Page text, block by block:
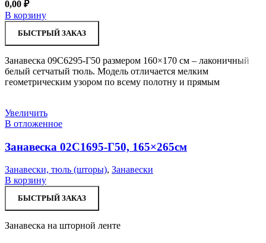
0,00 ₽
В корзину
БЫСТРЫЙ ЗАКАЗ
Занавеска 09С6295-Г50 размером 160×170 см – лаконичный
белый сетчатый тюль. Модель отличается мелким
геометрическим узором по всему полотну и прямым
Увеличить
В отложенное
Занавеска 02С1695-Г50, 165×265см
Занавески, тюль (шторы), Занавески
В корзину
БЫСТРЫЙ ЗАКАЗ
Занавеска на шторной ленте